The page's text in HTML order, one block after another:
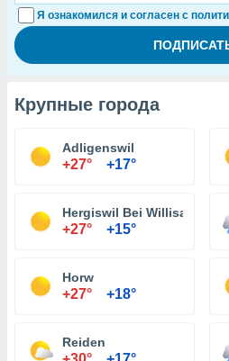
Я ознакомился и согласен с
Крупные города
Adligenswil
+27° +17°
Hergiswil Bei Willisau
+27° +15°
Horw
+27° +18°
Reiden